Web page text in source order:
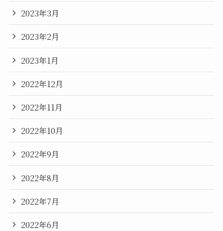
2023年3月
2023年2月
2023年1月
2022年12月
2022年11月
2022年10月
2022年9月
2022年8月
2022年7月
2022年6月